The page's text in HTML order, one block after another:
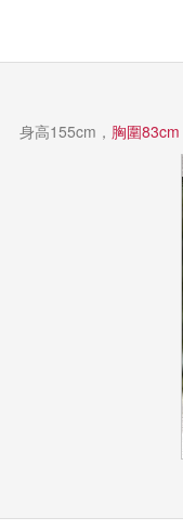
身高155cm， 胸圍83cm